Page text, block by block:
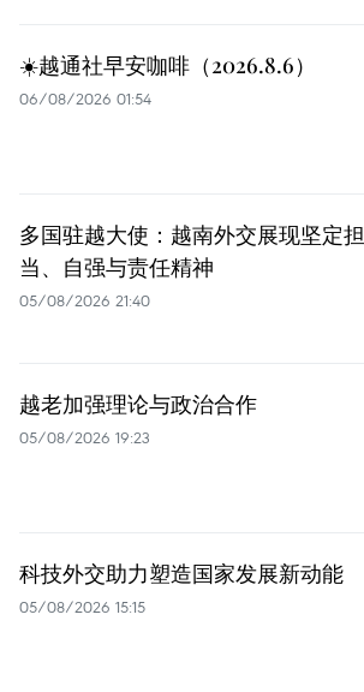
☀️越通社早安咖啡（2026.8.6）
06/08/2026 01:54
多国驻越大使：越南外交展现坚定担
当、自强与责任精神
05/08/2026 21:40
越老加强理论与政治合作
05/08/2026 19:23
科技外交助力塑造国家发展新动能
05/08/2026 15:15